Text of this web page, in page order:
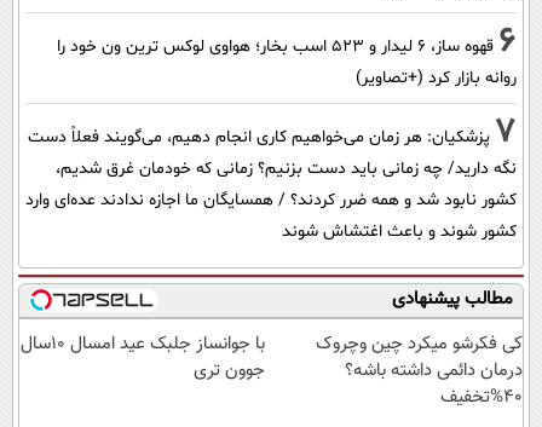
6
قهوه ساز، 6 لیدار و 523 اسب بخار؛ هواوی لوکس ترین ون خود را
روانه بازار کرد (+تصاویر)
7 پزشکیان: هر زمان می‌خواهیم کاری انجام دهیم، می‌گویند فعلاً دست
نگه دارید/ چه زمانی باید دست بزنیم؟ زمانی که خودمان غرق شدیم،
کشور نابود شد و همه ضرر کردند؟ / همسایگان ما اجازه ندادند عده‌ای وارد
کشور شوند و باعث اغتشاش شوند
مطالب پیشنهادی
کی فکرشو میکرد چین وچروک
درمان دائمی داشته باشه؟
40%تخفیف
با جوانساز جلبک عید امسال ۱۰سال
جوون تری